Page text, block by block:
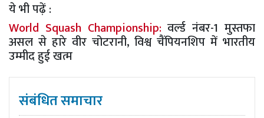
ये भी पढ़ें :
World Squash Championship:वर्ल्ड नंबर-1 मुस्तफा
असल से हारे वीर चोटरानी, विश्व चैंपियनशिप में भारतीय
उम्मीद हुई खत्म
संबंधित समाचार